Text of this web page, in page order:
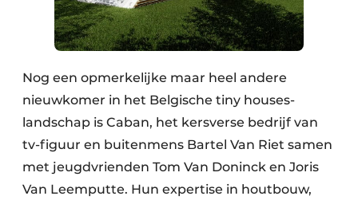
Nog een opmerkelijke maar heel andere
nieuwkomer in het Belgische tiny houses-
landschap is Caban, het kersverse bedrijf van
tv-figuur en buitenmens Bartel Van Riet samen
met jeugdvrienden Tom Van Doninck en Joris
Van Leemputte. Hun expertise in houtbouw,